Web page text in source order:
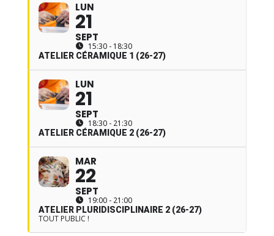
LUN
21
SEPT
15:30 - 18:30
ATELIER CÉRAMIQUE 1 (26-27)
LUN
21
SEPT
18:30 - 21:30
ATELIER CÉRAMIQUE 2 (26-27)
MAR
22
SEPT
19:00 - 21:00
ATELIER PLURIDISCIPLINAIRE 2 (26-27)
TOUT PUBLIC !